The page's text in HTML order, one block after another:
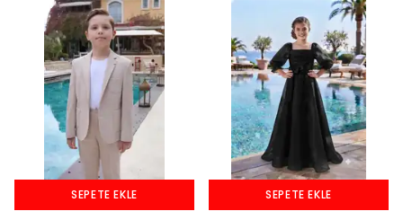
SEPETE EKLE SEPETE EKLE